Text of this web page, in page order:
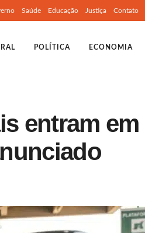
Saúde Educação Justiça Contato
POLÍTICA ECONOMIA
entram em